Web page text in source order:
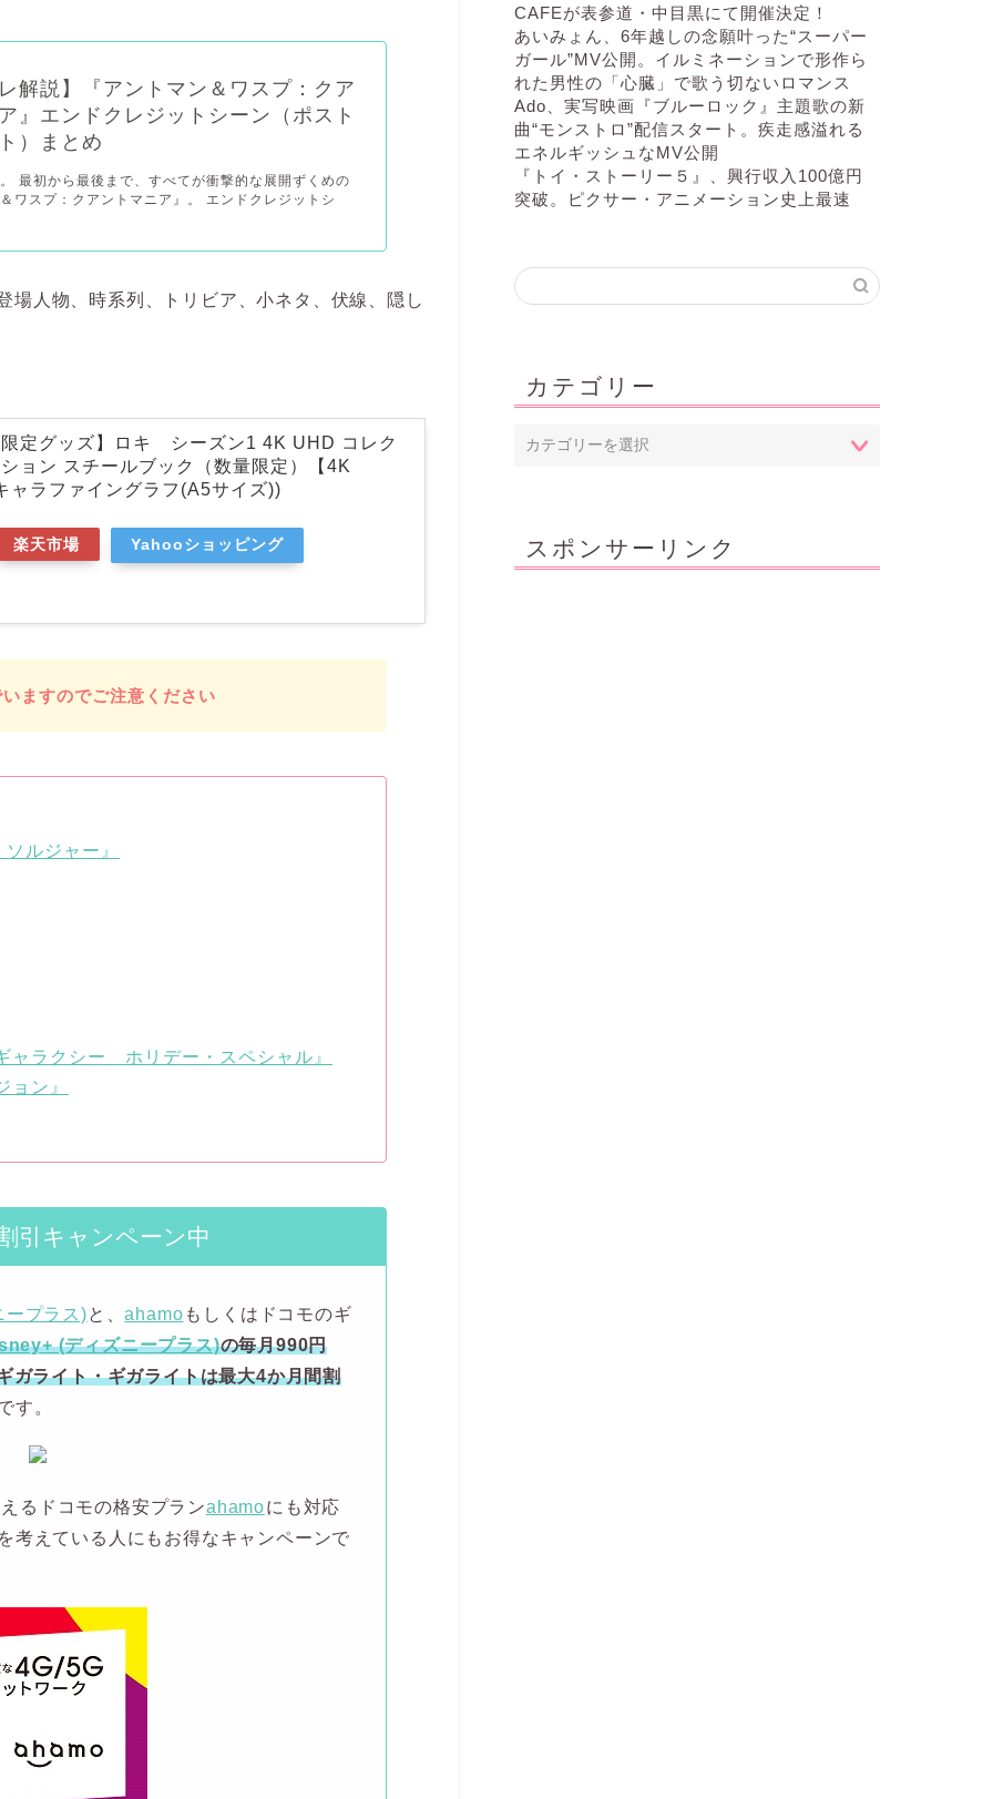
解説】『アントマン＆ワスプ：クア
』エンドクレジットシーン（ポスト
）まとめ
最初から最後まで、すべてが衝撃的な展開ずくめの
ワスプ：クアントマニア』。 エンドクレジットシ
人物、時系列、トリビア、小ネタ、伏線、隠し
定グッズ】ロキ シーズン1 4K UHD コレク
ョン スチールブック（数量限定）【4K
ャラファイングラフ(A5サイズ))
楽天市場 Yahooショッピング
ますのでご注意ください
ルジャー』
ャラクシー ホリデー・スペシャル』
ョン』
引キャンペーン中
プラス)と、ahamo もしくはドコモのギ
(ディズニープラス)の毎月990円
ガライト・ギガライトは最大4か月間割
す。
るドコモの格安プランahamoにも対応
考えている人にもお得なキャンペーンで
CAFEが表参道・中目黒にて開催決定！
あいみょん、6年越しの念願叶った“スーパー
ガール”MV公開。イルミネーションで形作ら
れた男性の「心臓」で歌う切ないロマンス
Ado、実写映画『ブルーロック』主題歌の新
曲“モンストロ”配信スタート。疾走感溢れる
エネルギッシュなMV公開
『トイ・ストーリー５』、興行収入100億円
突破。ピクサー・アニメーション史上最速
カテゴリー
スポンサーリンク